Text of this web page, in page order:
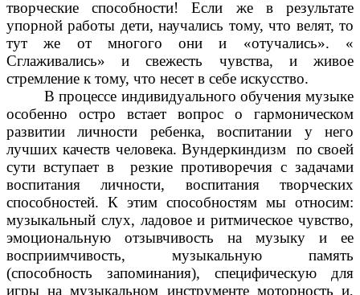
творческие способности! Если же в результате
упорной работы дети, научались тому, что велят, то
тут же от многого они и «отучались». «
Сглаживались» и свежесть чувства, и живое
стремление к тому, что несет в себе искусство.
В процессе индивидуального обучения музыке
особенно остро встает вопрос о гармоническом
развитии личности ребенка, воспитании у него
лучших качеств человека. Вундеркиндизм по своей
сути вступает в резкие противоречия с задачами
воспитания личности, воспитания творческих
способностей. К этим способностям мы относим:
музыкальный слух, ладовое и ритмическое чувство,
эмоциональную отзывчивость на музыку и ее
восприимчивость, музыкальную память
(способность запоминания), специфическую для
игры на музыкальном инструменте моторность и,